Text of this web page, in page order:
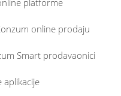
platforme
online prodaju
Smart prodavaonici
aplikacije